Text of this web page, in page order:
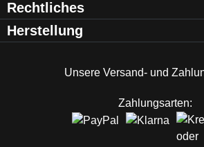
Rechtliches
Herstellung
Unsere Versand- und
Zahlungsarten: